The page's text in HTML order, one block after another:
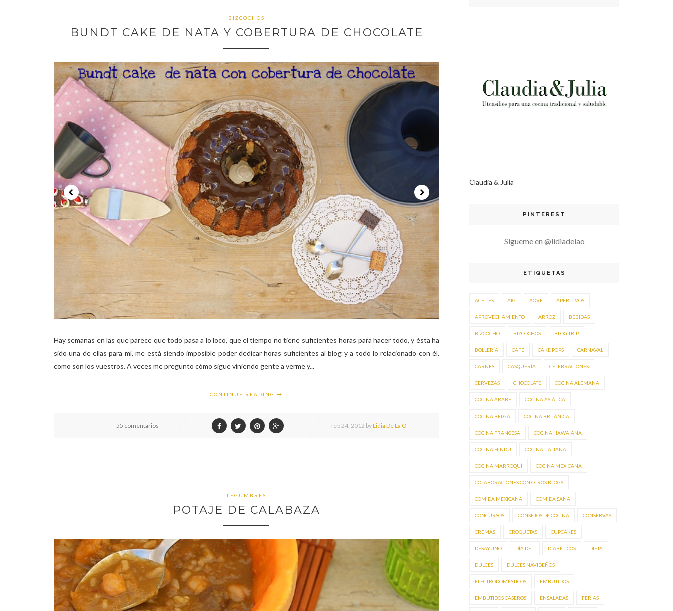
BIZCOCHOS
BUNDT CAKE DE NATA Y COBERTURA DE CHOCOLATE
Hay semanas en las que parece que todo pasa a lo loco, que el tiempo no tiene suficientes horas para hacer todo, y ésta ha
sido una de ellas para mí, me está siendo imposible poder dedicar horas suficientes al blog y a todo lo relacionado con él,
como son los vuestros. A veces me pregunto cómo sigue viniendo gente a verme y...
CONTINUE READING
55 comentarios feb24, 2012 byLidia De La O
LEGUMBRES
POTAJE DE CALABAZA
Claudia & Julia
PINTEREST
Sígueme en @lidiadelao
ETIQUETAS
ACEITES AIG AOVE APERITIVOS
APROVECHAMIENTO ARROZ BEBIDAS
BIZCOCHO BIZCOCHOS BLOG TRIP
BOLLERÍA CAFÉ CAKE POPS CARNAVAL
CARNES CASQUERÍA CELEBRACIONES
CERVEZAS CHOCOLATE COCINA ALEMANA
COCINA ÁRABE COCINA ASIÁTICA
COCINA BELGA COCINA BRITÁNICA
COCINA FRANCESA COCINA HAWAIANA
COCINA HINDÚ COCINA ITALIANA
COCINA MARROQUÍ COCINA MEXICANA
COLABORACIONES CON OTROS BLOGS
COMIDA MEXICANA COMIDA SANA
CONCURSOS CONSEJOS DE COCINA CONSERVAS
CREMAS CROQUETAS CUPCAKES
DESAYUNO DÍA DE... DIABÉTICOS DIETA
DULCES DULCES NAVIDEÑOS
ELECTRODOMÉSTICOS EMBUTIDOS
EMBUTIDOS CASEROS ENSALADAS FERIAS